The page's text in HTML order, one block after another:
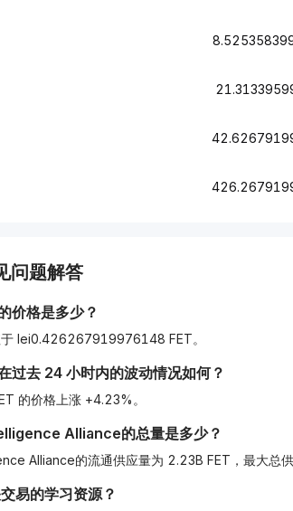
问题解答
价格是多少？
lei0.426267919976148 FET。
过去 24 小时内的波动情况如何？
的价格上涨 +4.23%。
Alliance的总量是多少？
Alliance的流通供应量为 2.23B FET，最大总供
易的学习资源？